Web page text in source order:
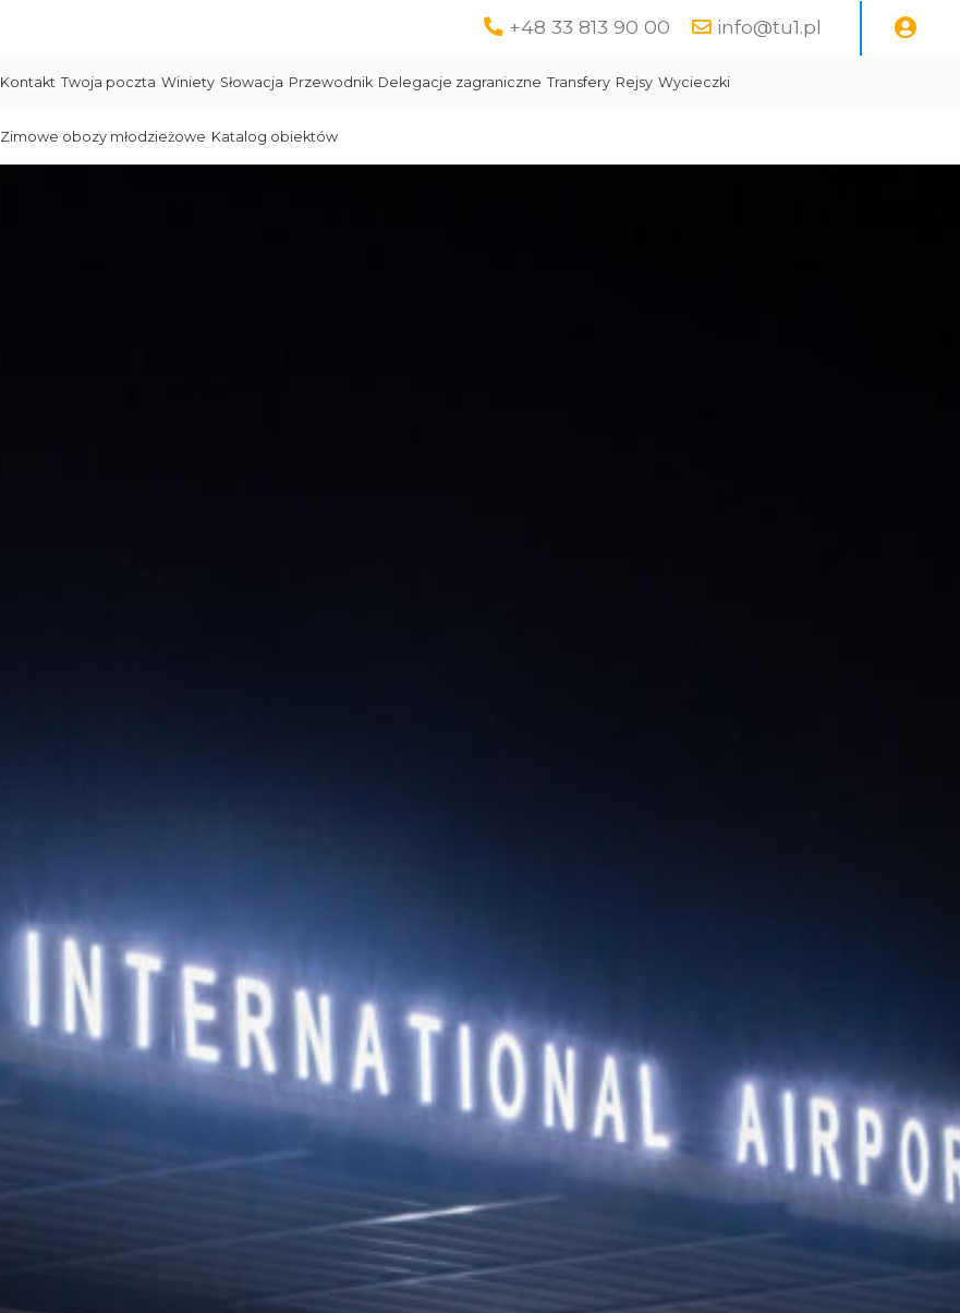
+48 33 813 90 00 info@tu1.pl
Kontakt Twoja poczta Winiety Słowacja Przewodnik Delegacje zagraniczne Transfery Rejsy Wycieczki
Zimowe obozy młodzieżowe Katalog obiektów